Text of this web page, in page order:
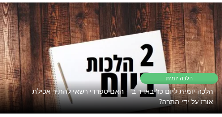
טוב וחסד"
את השפע אבל המצב תקוע?נסו את זה